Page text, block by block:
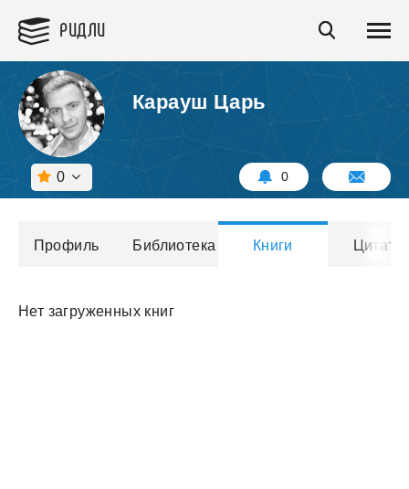
РИДЛИ
Карауш Царь
0 0
Профиль Библиотека Книги Цитаты
Нет загруженных книг